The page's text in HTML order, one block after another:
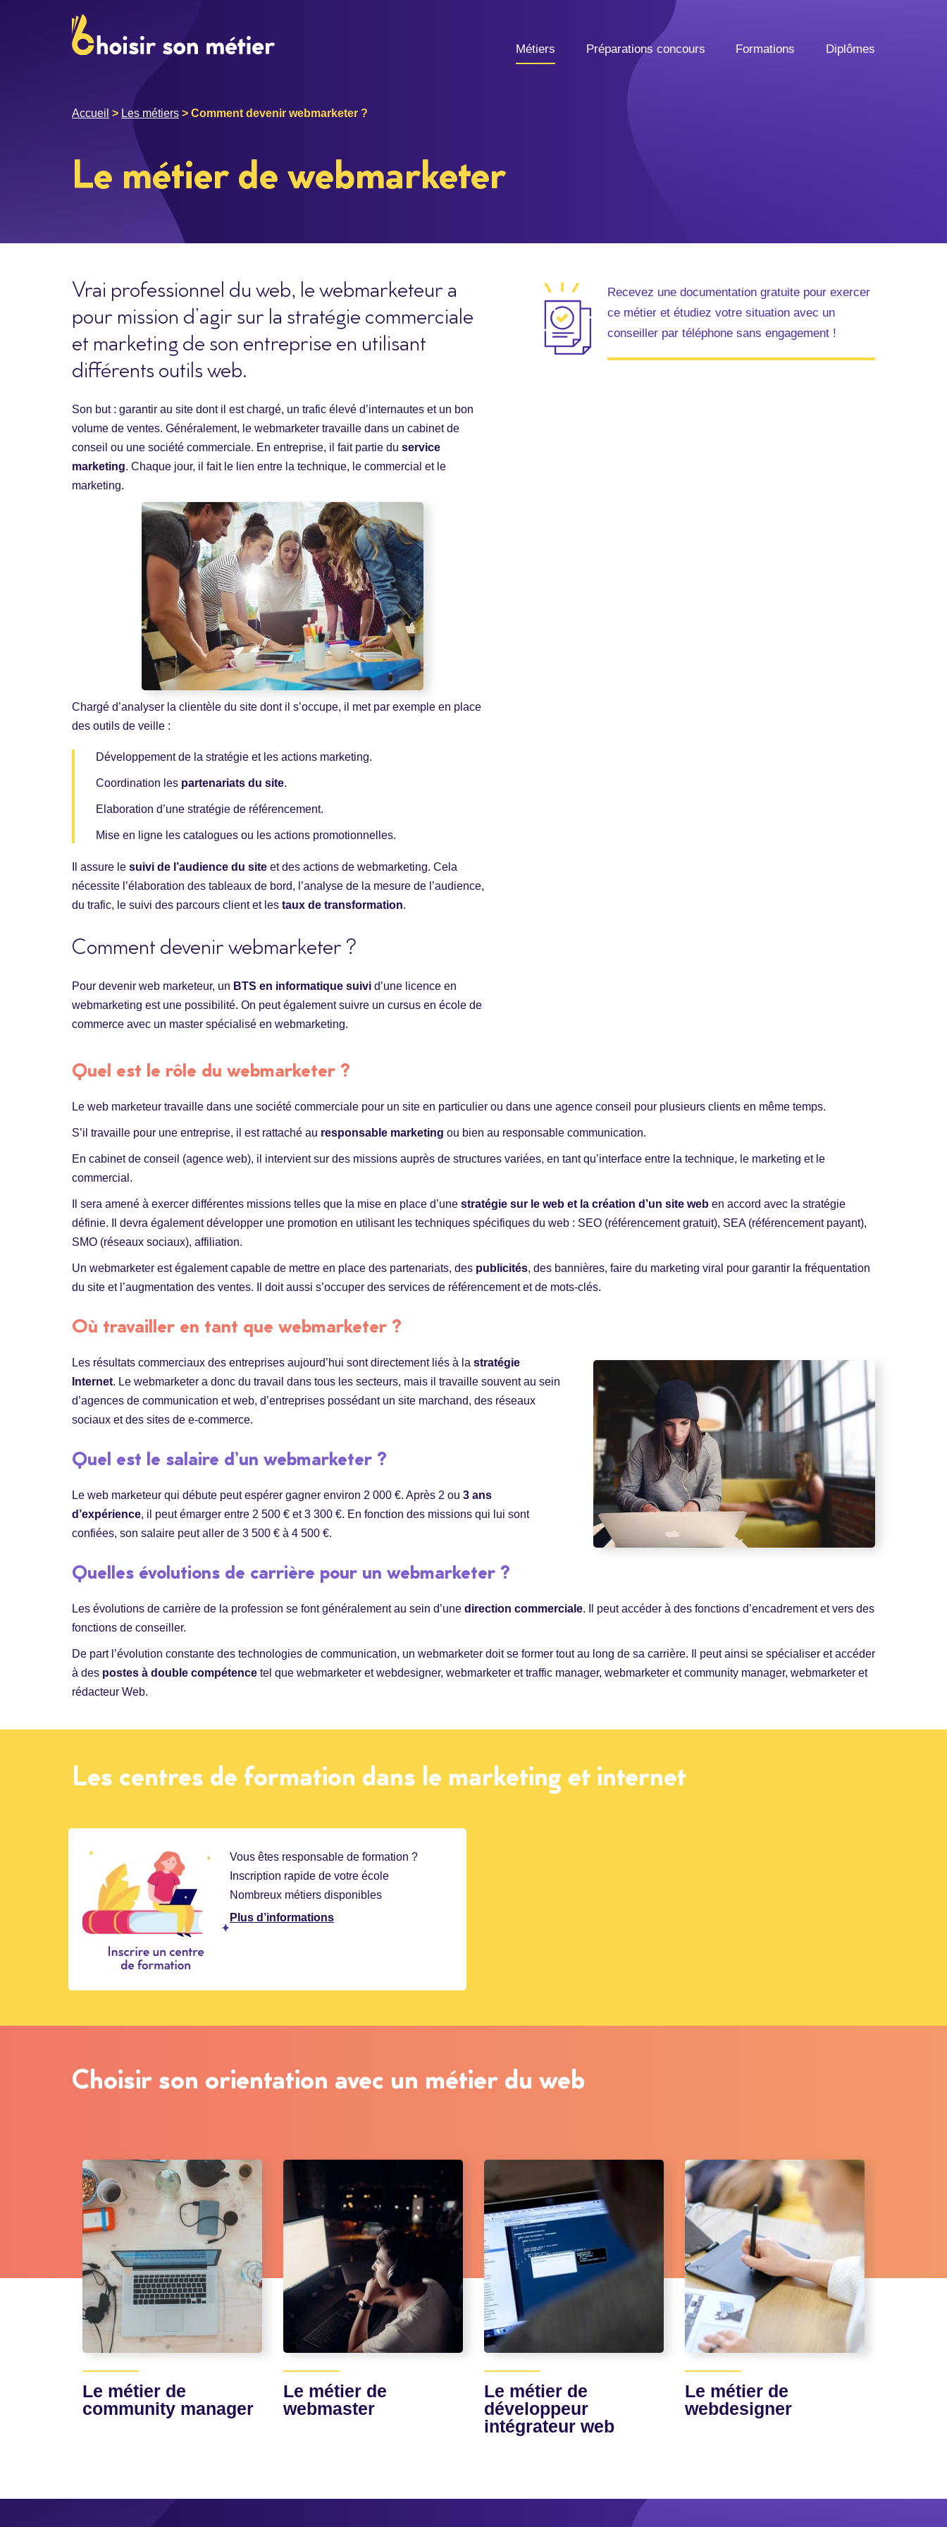
Métiers Préparations concours Formations Diplômes
Accueil > Les métiers > Comment devenir webmarketer ?
Le métier de webmarketer
Recevez une documentation gratuite pour exercer
ce métier et étudiez votre situation avec un
conseiller par téléphone sans engagement !
Vrai professionnel du web, le webmarketeur a
pour mission d’agir sur la stratégie commerciale
et marketing de son entreprise en utilisant
différents outils web.
Son but : garantir au site dont il est chargé, un trafic élevé d’internautes et un bon
volume de ventes. Généralement, le webmarketer travaille dans un cabinet de
conseil ou une société commerciale. En entreprise, il fait partie du service
marketing. Chaque jour, il fait le lien entre la technique, le commercial et le
marketing.
Chargé d’analyser la clientèle du site dont il s’occupe, il met par exemple en place
des outils de veille :
Développement de la stratégie et les actions marketing.
Coordination les partenariats du site.
Elaboration d’une stratégie de référencement.
Mise en ligne les catalogues ou les actions promotionnelles.
Il assure le suivi de l’audience du site et des actions de webmarketing. Cela
nécessite l’élaboration des tableaux de bord, l’analyse de la mesure de l’audience,
du trafic, le suivi des parcours client et les taux de transformation.
Comment devenir webmarketer ?
Pour devenir web marketeur, un BTS en informatique suivi d’une licence en
webmarketing est une possibilité. On peut également suivre un cursus en école de
commerce avec un master spécialisé en webmarketing.
Quel est le rôle du webmarketer ?
Le web marketeur travaille dans une société commerciale pour un site en particulier ou dans une agence conseil pour plusieurs clients en même temps.
S’il travaille pour une entreprise, il est rattaché au responsable marketing ou bien au responsable communication.
En cabinet de conseil (agence web), il intervient sur des missions auprès de structures variées, en tant qu’interface entre la technique, le marketing et le
commercial.
Il sera amené à exercer différentes missions telles que la mise en place d’une stratégie sur le web et la création d’un site web en accord avec la stratégie
définie. Il devra également développer une promotion en utilisant les techniques spécifiques du web : SEO (référencement gratuit), SEA (référencement payant),
SMO (réseaux sociaux), affiliation.
Un webmarketer est également capable de mettre en place des partenariats, des publicités, des bannières, faire du marketing viral pour garantir la fréquentation
du site et l’augmentation des ventes. Il doit aussi s’occuper des services de référencement et de mots-clés.
Où travailler en tant que webmarketer ?
Les résultats commerciaux des entreprises aujourd’hui sont directement liés à la stratégie
Internet. Le webmarketer a donc du travail dans tous les secteurs, mais il travaille souvent au sein
d’agences de communication et web, d’entreprises possédant un site marchand, des réseaux
sociaux et des sites de e-commerce.
Quel est le salaire d’un webmarketer ?
Le web marketeur qui débute peut espérer gagner environ 2 000 €. Après 2 ou 3 ans
d’expérience, il peut émarger entre 2 500 € et 3 300 €. En fonction des missions qui lui sont
confiées, son salaire peut aller de 3 500 € à 4 500 €.
Quelles évolutions de carrière pour un webmarketer ?
Les évolutions de carrière de la profession se font généralement au sein d’une direction commerciale. Il peut accéder à des fonctions d’encadrement et vers des
fonctions de conseiller.
De part l’évolution constante des technologies de communication, un webmarketer doit se former tout au long de sa carrière. Il peut ainsi se spécialiser et accéder
à des postes à double compétence tel que webmarketer et webdesigner, webmarketer et traffic manager, webmarketer et community manager, webmarketer et
rédacteur Web.
Les centres de formation dans le marketing et internet
Vous êtes responsable de formation ?
Inscription rapide de votre école
Nombreux métiers disponibles
Plus d’informations
Choisir son orientation avec un métier du web
Le métier de
community manager
Le métier de
webmaster
Le métier de
développeur
intégrateur web
Le métier de
webdesigner